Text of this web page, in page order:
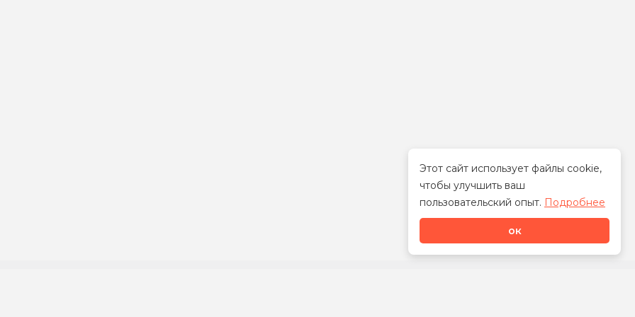
Этот сайт использует файлы cookie,
чтобы улучшить ваш
пользовательский опыт. Подробнее
ок
Стать дилером